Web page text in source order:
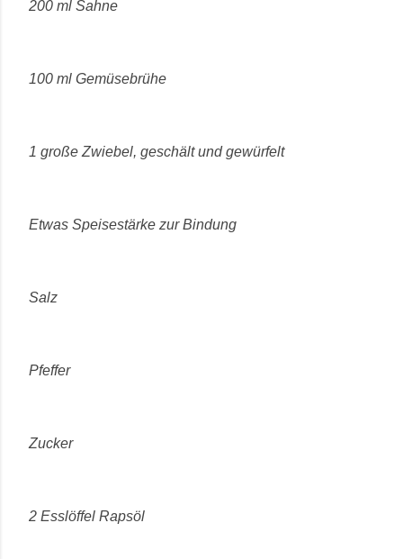
200 ml Sahne
100 ml Gemüsebrühe
1 große Zwiebel, geschält und gewürfelt
Etwas Speisestärke zur Bindung
Salz
Pfeffer
Zucker
2 Esslöffel Rapsöl